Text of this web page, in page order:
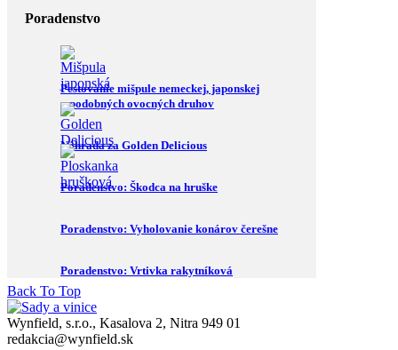
Poradenstvo
Pestovanie mišpule nemeckej, japonskej
a podobných ovocných druhov
Náhrada za Golden Delicious
Poradenstvo: Škodca na hruške
Poradenstvo: Vyholovanie konárov čerešne
Poradenstvo: Vrtivka rakytníková
Back To Top
Wynfield, s.r.o., Kasalova 2, Nitra 949 01
redakcia@wynfield.sk